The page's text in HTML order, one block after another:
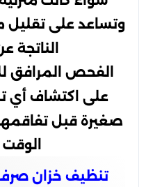
وتساعد على
الناتجة
الفحص المرافق
على اكتشاف أي
صغيرة قبل
تنظيف خزان